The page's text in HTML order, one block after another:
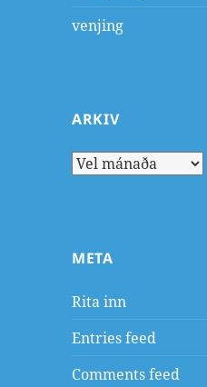
venjing
ARKIV
Arkiv
META
Rita inn
Entries feed
Comments feed